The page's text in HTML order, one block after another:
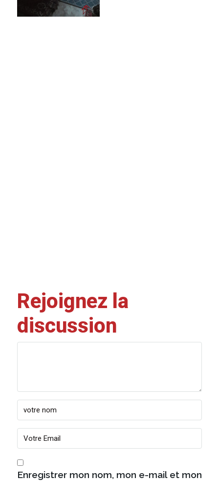
Rejoignez la
discussion
Enregistrer mon nom, mon e-mail et mon